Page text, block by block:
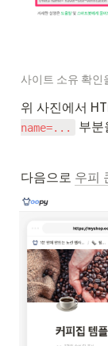
사이트 소유 확인
위 사진에서
name=...
부분
다음으로 우피